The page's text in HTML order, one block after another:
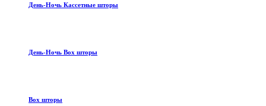
День-Ночь Кассетные шторы
День-Ночь Box шторы
Box шторы